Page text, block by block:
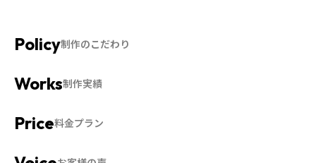
制作のこだわり
制作実績
料金プラン